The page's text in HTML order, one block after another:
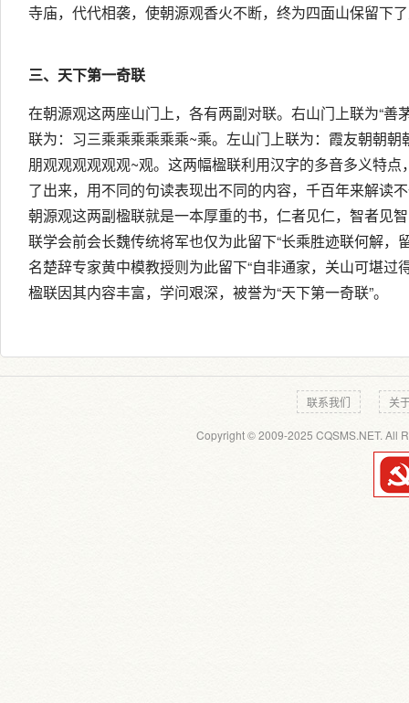
寺庙，代代相袭，使朝源观香火不断，终为四面山保留下
三、天下第一奇联
在朝源观这两座山门上，各有两副对联。右山门上联为“善
联为：习三乘乘乘乘乘乘~乘。左山门上联为：霞友朝朝朝
朋观观观观观观~观。这两幅楹联利用汉字的多音多义特
了出来，用不同的句读表现出不同的内容，千百年来解读
朝源观这两副楹联就是一本厚重的书，仁者见仁，智者见
联学会前会长魏传统将军也仅为此留下“长乘胜迹联何解，
名楚辞专家黄中模教授则为此留下“自非通家，关山可堪过
楹联因其内容丰富，学问艰深，被誉为“天下第一奇联”。
联系我们 关
Copyright © 2009-2025 CQSMS.NET. All